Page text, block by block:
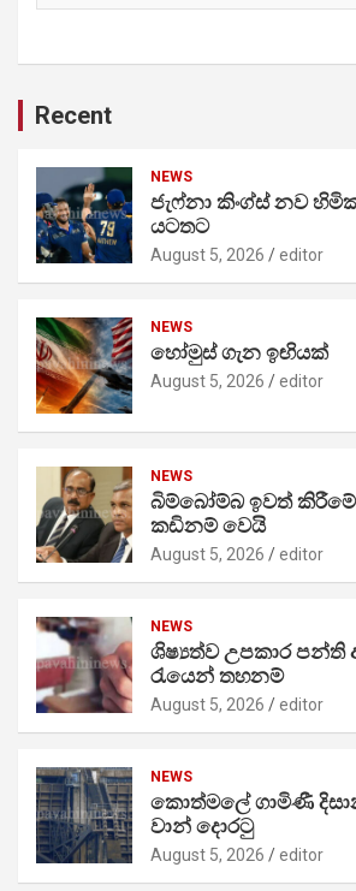
Recent
NEWS
ජැෆ්නා කිංග්ස් නව
යටතට
August 5, 2026 editor
NEWS
හෝමුස් ගැන ඉඟියක්
August 5, 2026 editor
NEWS
බිම්බෝම්බ ඉවත්
කඩිනම් වෙයි
August 5, 2026 editor
NEWS
ශිෂ්‍යත්ව උපකාර පන්ති
රැයෙන් තහනම්
August 5, 2026 editor
NEWS
කොත්මලේ ගාමිණී
වාන් දොරටු
August 5, 2026 editor